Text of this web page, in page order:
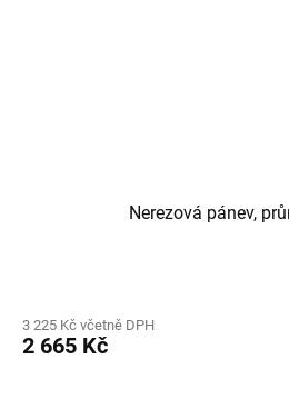
Nerezová pánev,
3 225 Kč včetně DPH
2 665 Kč